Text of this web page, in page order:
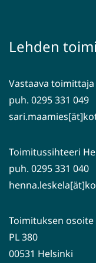
Lehden
Vastaava
puh. 0295 331 049
Toimitussihteeri
puh. 0295 331 040
Toimituksen osoite
PL 380
00531 Helsinki